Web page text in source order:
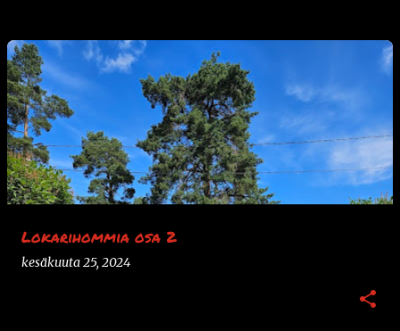
Lokarihommia osa 2
kesäkuuta 25, 2024